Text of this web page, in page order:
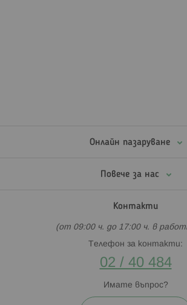
Онлайн пазаруване
Повече за нас
Контакти
(от 09:00 ч. до 17:00 ч. в
Телефон за контакти:
02 / 40 484
Имате въпрос?